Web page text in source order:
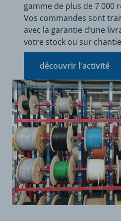
gamme de plus de 7 000
Vos commandes sont
avec la garantie d’une
votre stock ou sur
découvrir l'activité